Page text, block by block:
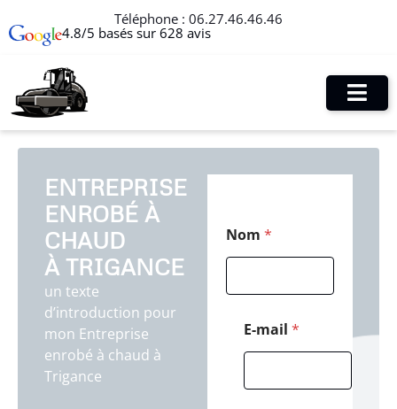
Téléphone : 06.27.46.46.46
4.8/5 basés sur 628 avis
ENTREPRISE
ENROBÉ À
CHAUD
À TRIGANCE
un texte
d’introduction pour
mon Entreprise
enrobé à chaud à
Trigance
Nom *
s
a
E-mail *